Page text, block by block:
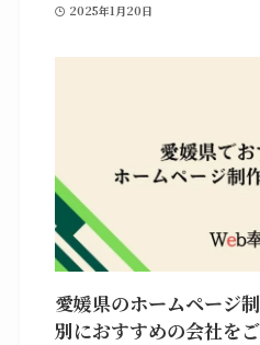
2025年1月20日
愛媛県のホームページ
別におすすめの会社を